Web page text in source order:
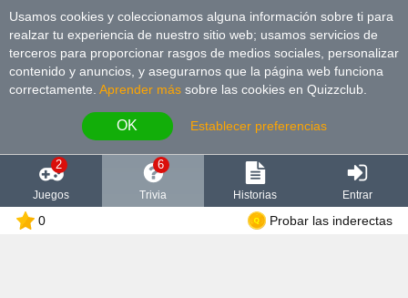
Usamos cookies y coleccionamos alguna información sobre ti para
realzar tu experiencia de nuestro sitio web; usamos servicios de
terceros para proporcionar rasgos de medios sociales, personalizar
contenido y anuncios, y asegurarnos que la página web funciona
correctamente. Aprender más sobre las cookies en Quizzclub.
OK Establecer preferencias
2
Juegos
6
Trivia Historias Entrar
0 Probar las inderectas